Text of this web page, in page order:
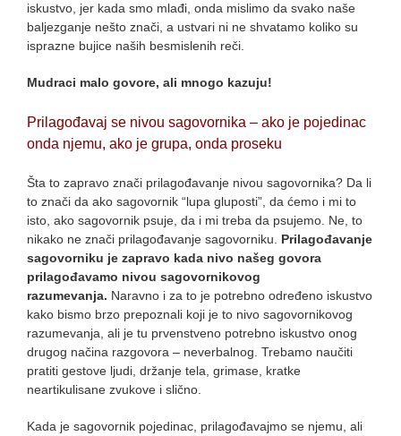
iskustvo, jer kada smo mlađi, onda mislimo da svako naše
baljezganje nešto znači, a ustvari ni ne shvatamo koliko su
isprazne bujice naših besmislenih reči.
Mudraci malo govore, ali mnogo kazuju!
Prilagođavaj se nivou sagovornika – ako je pojedinac
onda njemu, ako je grupa, onda proseku
Šta to zapravo znači prilagođavanje nivou sagovornika? Da li
to znači da ako sagovornik “lupa gluposti”, da ćemo i mi to
isto, ako sagovornik psuje, da i mi treba da psujemo. Ne, to
nikako ne znači prilagođavanje sagovorniku. Prilagođavanje
sagovorniku je zapravo kada nivo našeg govora
prilagođavamo nivou sagovornikovog
razumevanja. Naravno i za to je potrebno određeno iskustvo
kako bismo brzo prepoznali koji je to nivo sagovornikovog
razumevanja, ali je tu prvenstveno potrebno iskustvo onog
drugog načina razgovora – neverbalnog. Trebamo naučiti
pratiti gestove ljudi, držanje tela, grimase, kratke
neartikulisane zvukove i slično.
Kada je sagovornik pojedinac, prilagođavajmo se njemu, ali